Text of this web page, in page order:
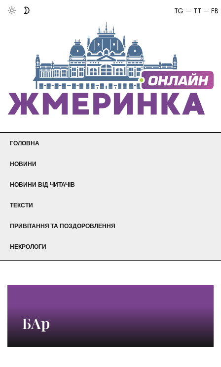
FB
TT
TG
ГОЛОВНА
НОВИНИ
НОВИНИ ВІД ЧИТАЧІВ
ТЕКСТИ
ПРИВІТАННЯ ТА ПОЗДОРОВЛЕННЯ
НЕКРОЛОГИ
БАр